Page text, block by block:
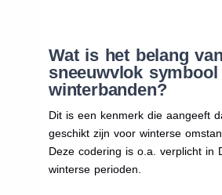
Wat is het belang
sneeuwvlok
winterbanden?
Dit is een kenmerk die aangeeft
geschikt zijn voor winterse
Deze codering is o.a. verplicht in
winterse perioden.